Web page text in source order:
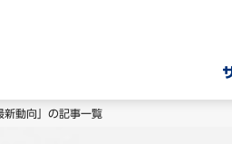
新動向」の記事一覧